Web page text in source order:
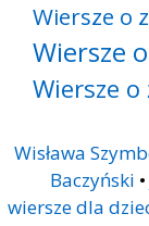
Wiersze o
Wiersze
Wiersze o
Wisława
Baczyński •
wiersze dla